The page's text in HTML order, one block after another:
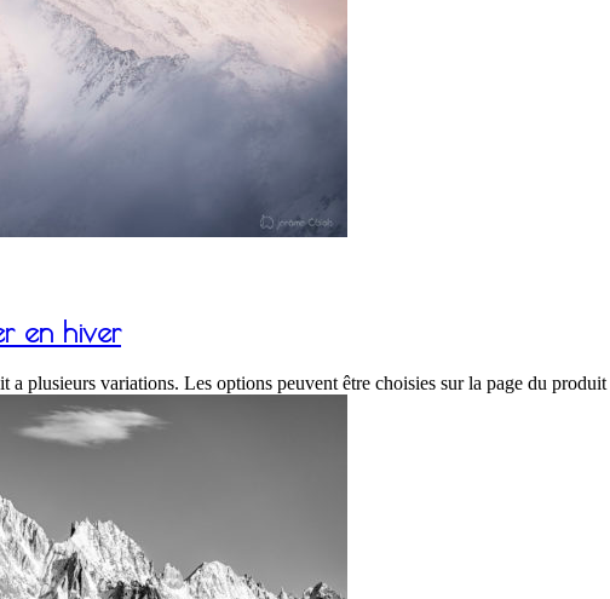
en hiver
a plusieurs variations. Les options peuvent être choisies sur la page du produit